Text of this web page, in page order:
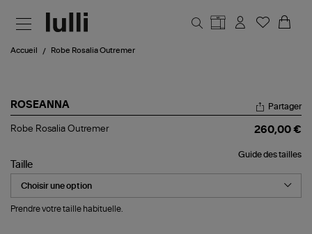
Accueil Robe Rosalia Outremer
ROSEANNA
Robe
Partager
Robe Rosalia Outremer 260,00 €
Guide des tailles
Taille
Prendre votre taille habituelle.